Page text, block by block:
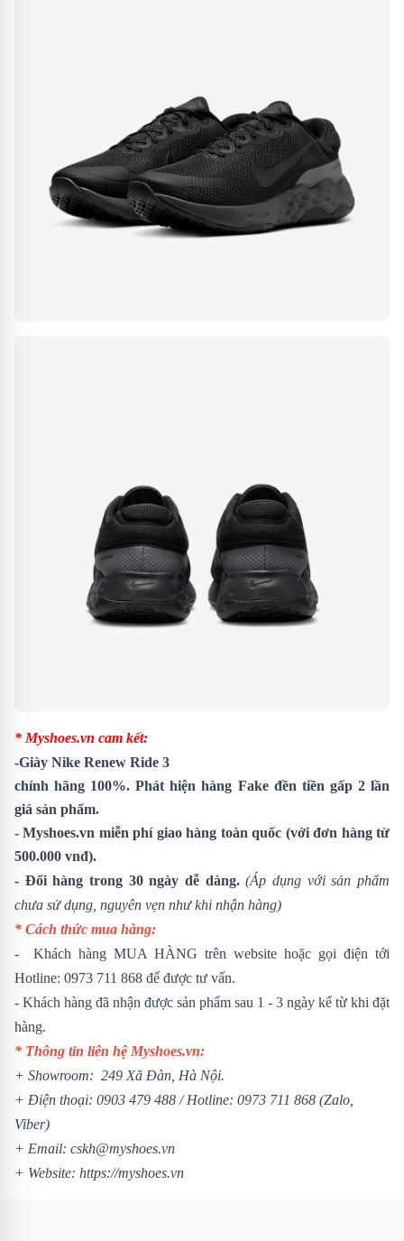
* Myshoes.vn cam kết:
-Giày Nike Renew Ride 3
chính hãng 100%. Phát hiện hàng Fake đền tiền gấp 2 lần
giá sản phẩm.
- Myshoes.vn miễn phí giao hàng toàn quốc (với đơn hàng từ
500.000 vnđ).
- Đổi hàng trong 30 ngày dễ dàng.(Áp dụng với sản phẩm
chưa sử dụng, nguyên vẹn như khi nhận hàng)
* Cách thức mua hàng:
- Khách hàng MUA HÀNG trên website hoặc gọi điện tới
Hotline: 0973 711 868 để được tư vấn.
- Khách hàng đã nhận được sản phẩm sau 1 - 3 ngày kể từ khi đặt
hàng.
* Thông tin liên hệ Myshoes.vn:
+ Showroom: 249 Xã Đàn, Hà Nội.
+ Điện thoại: 0903 479 488 /Hotline: 0973 711 868 (Zalo,
Viber)
+ Email: cskh@myshoes.vn
+ Website: https://myshoes.vn